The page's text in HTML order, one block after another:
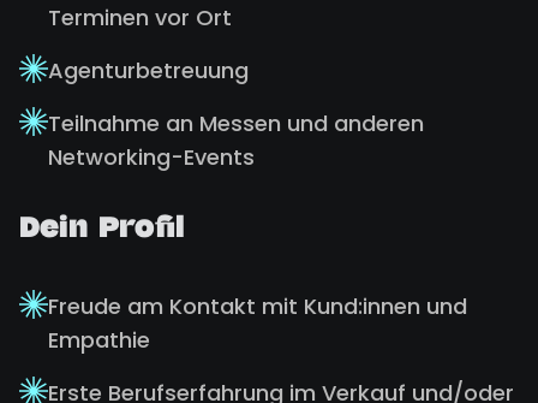
Terminen vor Ort
Agenturbetreuung
Teilnahme an Messen und anderen
Networking-Events
Dein Profil
Freude am Kontakt mit Kund:innen und
Empathie
Erste Berufserfahrung im Verkauf und/oder